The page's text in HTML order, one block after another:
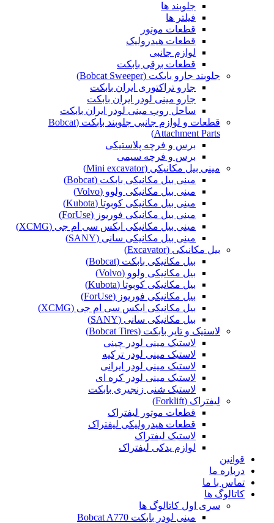
جلوبند ها
فیلتر ها
قطعات موتور
قطعات هیدرولیک
لوازم جانبی
قطعات برقی بابکت
جلوبند جارو بابکت (Bobcat Sweeper)
جارو تراکتوری ایران بابکت
جارو مینی لودر ایران بابکت
ساحل روب مینی لودر ایران بابکت
قطعات و لوازم جانبی جلوبند بابکت (Bobcat
Attachment Parts)
برس و فرچه پلاستیکی
برس و فرچه سیمی
مینی بیل مکانیکی (Mini excavator)
مینی بیل مکانیکی بابکت (Bobcat)
مینی بیل مکانیکی ولوو (Volvo)
مینی بیل مکانیکی کوبوتا (Kubota)
مینی بیل مکانیکی فوریوز (ForUse)
مینی بیل مکانیکی ایکس سی ام جی (XCMG)
مینی بیل مکانیکی سانی (SANY)
بیل مکانیکی (Excavator)
بیل مکانیکی بابکت (Bobcat)
بیل مکانیکی ولوو (Volvo)
بیل مکانیکی کوبوتا (Kubota)
بیل مکانیکی فوریوز (ForUse)
بیل مکانیکی ایکس سی ام جی (XCMG)
بیل مکانیکی سانی (SANY)
لاستیک و تایر بابکت (Bobcat Tires)
لاستیک مینی لودر چینی
لاستیک مینی لودر ترکیه
لاستیک مینی لودر ایرانی
لاستیک مینی لودر کره ای
لاستیک شنی زنجیری بابکت
لیفتراک (Forklift)
قطعات موتور لیفتراک
قطعات هیدرولیکی لیفتراک
لاستیک لیفتراک
لوازم یدکی لیفتراک
قوانین
درباره ما
تماس با ما
کاتالوگ ها
سری اول کاتالوگ ها
مینی لودر بابکت Bobcat A770